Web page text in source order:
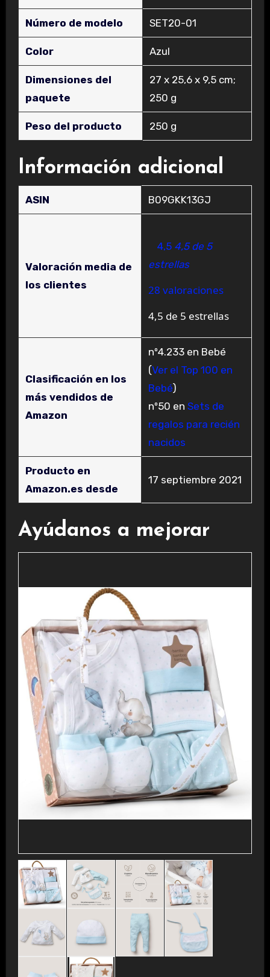
Número de modelo ‎SET20-01
Color ‎Azul
Dimensiones del
paquete
‎27 x 25,6 x 9,5 cm;
250 g
Peso del producto ‎250 g
Información adicional
ASIN B09GKK13GJ
Valoración media de
los clientes
4,5 4,5 de 5
estrellas
28 valoraciones
4,5 de 5 estrellas
Clasificación en los
más vendidos de
Amazon
nº4.233 en Bebé
(Ver el Top 100 en
Bebé)
nº50 en Sets de
regalos para recién
nacidos
Producto en
Amazon.es desde
17 septiembre 2021
Ayúdanos a mejorar